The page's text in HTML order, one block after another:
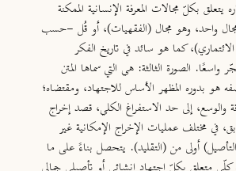
يتعلق بكلّ مجالات المعرفة الإنسانية الممكنة
واحد، وهو مجال (الفقهيات)، أو قُل -حسب
كما هو سائد في تاريخ الفكر
واسعًا. الصورة الثالثة: هي التي سماها المتن
هو بدوره المظهر الأساس للاجتهاد، ومقتضاه؛
والوسع، إلى حد الاستفراغ الكلي، قصد إخراج
في مختلف عمليات الإخراج الإمكانية غير
أولى من (التقليد). يتحصل بناءً على ما